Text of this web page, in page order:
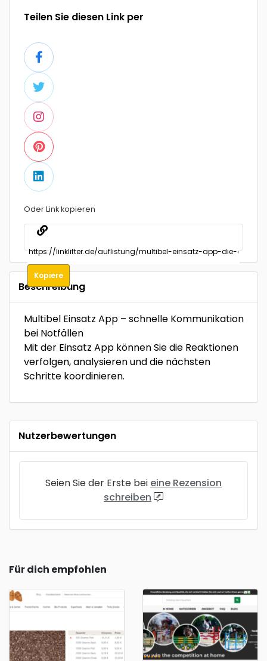
Teilen Sie diesen Link per
Oder Link kopieren
Kopiere
Beschreibung
Multibel Einsatz App – schnelle Kommunikation
bei Notfällen
Mit der Einsatz App können Sie die Reaktionen
verfolgen, analysieren und die nächsten
Schritte koordinieren.
Nutzerbewertungen
Seien Sie der Erste bei eine Rezension
schreiben
Für dich empfohlen